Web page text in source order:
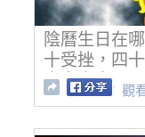
陰曆生日在
十受挫，四
大富大貴
觀